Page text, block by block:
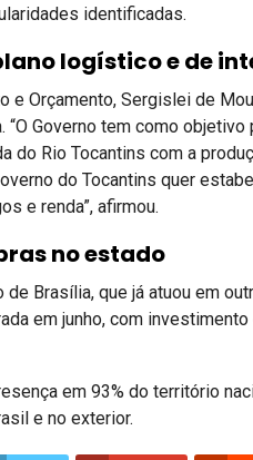
identificadas.
logístico e de
e Orçamento, Sergislei de
Governo tem como
do Rio Tocantins com a
do Tocantins quer
e renda”, afirmou.
no estado
Brasília, que já atuou em
em junho, com
em 93% do território
e no exterior.